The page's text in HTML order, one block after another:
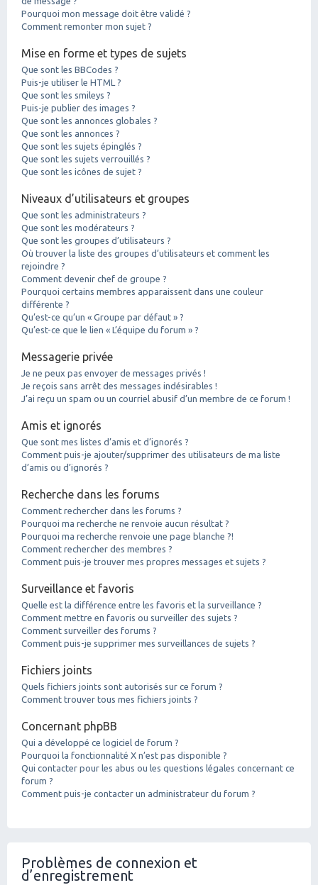
Pourquoi mon message doit être validé ?
Comment remonter mon sujet ?
Mise en forme et types de sujets
Que sont les BBCodes ?
Puis-je utiliser le HTML ?
Que sont les smileys ?
Puis-je publier des images ?
Que sont les annonces globales ?
Que sont les annonces ?
Que sont les sujets épinglés ?
Que sont les sujets verrouillés ?
Que sont les icônes de sujet ?
Niveaux d’utilisateurs et groupes
Que sont les administrateurs ?
Que sont les modérateurs ?
Que sont les groupes d’utilisateurs ?
Où trouver la liste des groupes d’utilisateurs et comment les
rejoindre ?
Comment devenir chef de groupe ?
Pourquoi certains membres apparaissent dans une couleur
différente ?
Qu’est-ce qu’un « Groupe par défaut » ?
Qu’est-ce que le lien « L’équipe du forum » ?
Messagerie privée
Je ne peux pas envoyer de messages privés !
Je reçois sans arrêt des messages indésirables !
J’ai reçu un spam ou un courriel abusif d’un membre de ce forum !
Amis et ignorés
Que sont mes listes d’amis et d’ignorés ?
Comment puis-je ajouter/supprimer des utilisateurs de ma liste
d’amis ou d’ignorés ?
Recherche dans les forums
Comment rechercher dans les forums ?
Pourquoi ma recherche ne renvoie aucun résultat ?
Pourquoi ma recherche renvoie une page blanche ?!
Comment rechercher des membres ?
Comment puis-je trouver mes propres messages et sujets ?
Surveillance et favoris
Quelle est la différence entre les favoris et la surveillance ?
Comment mettre en favoris ou surveiller des sujets ?
Comment surveiller des forums ?
Comment puis-je supprimer mes surveillances de sujets ?
Fichiers joints
Quels fichiers joints sont autorisés sur ce forum ?
Comment trouver tous mes fichiers joints ?
Concernant phpBB
Qui a développé ce logiciel de forum ?
Pourquoi la fonctionnalité X n’est pas disponible ?
Qui contacter pour les abus ou les questions légales concernant ce
forum ?
Comment puis-je contacter un administrateur du forum ?
Problèmes de connexion et
d’enregistrement